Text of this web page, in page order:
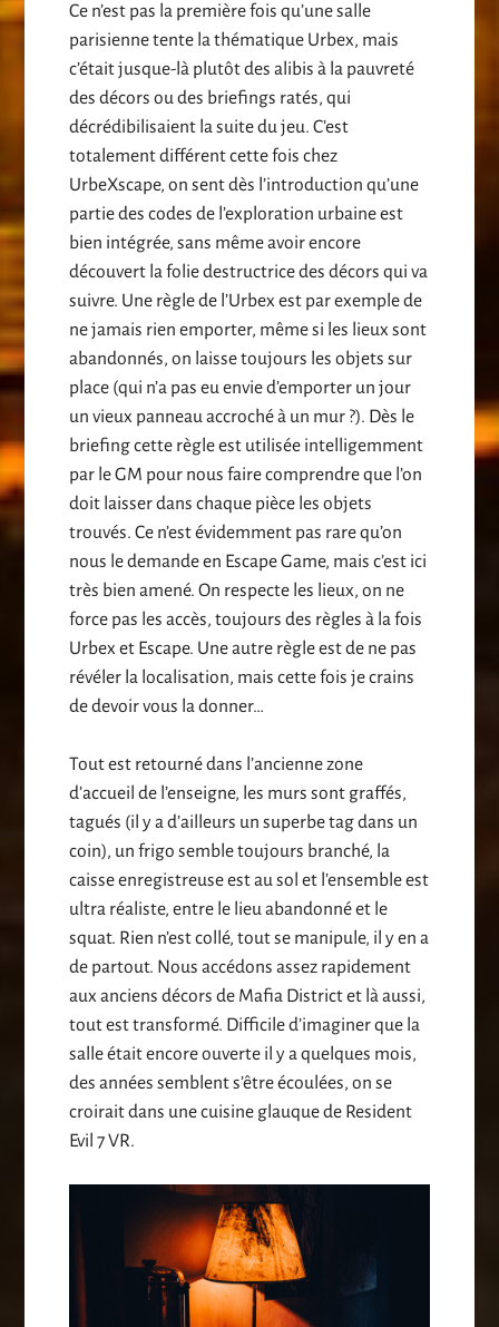
Ce n’est pas la première fois qu’une salle
parisienne tente la thématique Urbex, mais
c’était jusque-là plutôt des alibis à la pauvreté
des décors ou des briefings ratés, qui
décrédibilisaient la suite du jeu. C’est
totalement différent cette fois chez
UrbeXscape, on sent dès l’introduction qu’une
partie des codes de l’exploration urbaine est
bien intégrée, sans même avoir encore
découvert la folie destructrice des décors qui va
suivre. Une règle de l’Urbex est par exemple de
ne jamais rien emporter, même si les lieux sont
abandonnés, on laisse toujours les objets sur
place (qui n’a pas eu envie d’emporter un jour
un vieux panneau accroché à un mur ?). Dès le
briefing cette règle est utilisée intelligemment
par le GM pour nous faire comprendre que l’on
doit laisser dans chaque pièce les objets
trouvés. Ce n’est évidemment pas rare qu’on
nous le demande en Escape Game, mais c’est ici
très bien amené. On respecte les lieux, on ne
force pas les accès, toujours des règles à la fois
Urbex et Escape. Une autre règle est de ne pas
révéler la localisation, mais cette fois je crains
de devoir vous la donner…
Tout est retourné dans l’ancienne zone
d’accueil de l’enseigne, les murs sont graffés,
tagués (il y a d’ailleurs un superbe tag dans un
coin), un frigo semble toujours branché, la
caisse enregistreuse est au sol et l’ensemble est
ultra réaliste, entre le lieu abandonné et le
squat. Rien n’est collé, tout se manipule, il y en a
de partout. Nous accédons assez rapidement
aux anciens décors de Mafia District et là aussi,
tout est transformé. Difficile d’imaginer que la
salle était encore ouverte il y a quelques mois,
des années semblent s’être écoulées, on se
croirait dans une cuisine glauque de Resident
Evil 7 VR.